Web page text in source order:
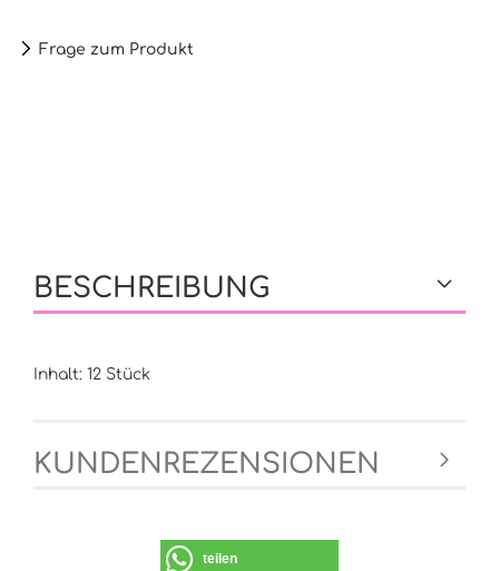
Frage zum Produkt
BESCHREIBUNG
Inhalt: 12 Stück
KUNDENREZENSIONEN
teilen